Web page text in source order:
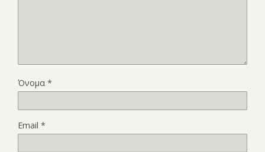
Όνομα *
Email *